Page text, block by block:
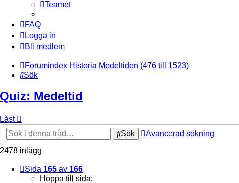
Teamet
FAQ
Logga in
Bli medlem
Forumindex Historia Medeltiden (476 till 1523)
Sök
Quiz: Medeltid
Låst
Sök
Avancerad sökning
2478 inlägg
Sida 165 av 166
Hoppa till sida: